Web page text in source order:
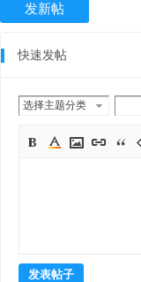
发新帖
快速发帖
选择主题分类
发表帖子